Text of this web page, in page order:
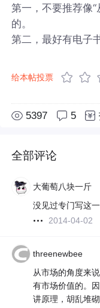
第一，不要推荐像
的。
第二，最好有电子
给本帖投票
5397 5
全部评论
大葡萄八块一斤
没见过专门写这
2014-04-02
threenewbee
从市场的角度来
有市场价值的。
讲原理，胡乱堆